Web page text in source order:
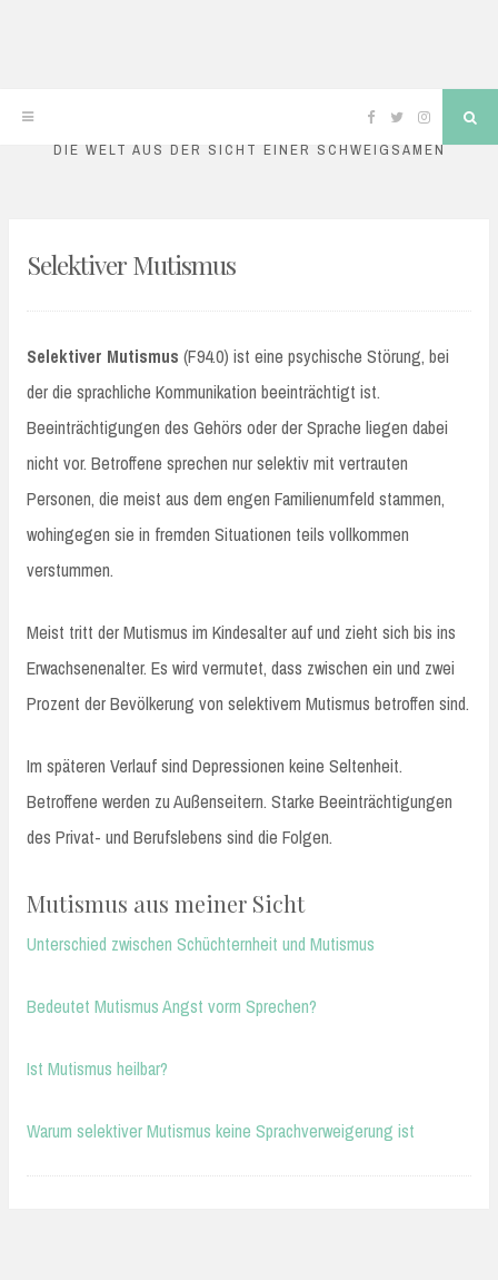
Skip
Facebook
TwitterInstagram
DIE WELT AUS DER SICHT EINER SCHWEIGSAMEN
Selektiver Mutismus
Selektiver Mutismus (F94.0) ist eine psychische Störung, bei
der die sprachliche Kommunikation beeinträchtigt ist.
Beeinträchtigungen des Gehörs oder der Sprache liegen dabei
nicht vor. Betroffene sprechen nur selektiv mit vertrauten
Personen, die meist aus dem engen Familienumfeld stammen,
wohingegen sie in fremden Situationen teils vollkommen
verstummen.
Meist tritt der Mutismus im Kindesalter auf und zieht sich bis ins
Erwachsenenalter. Es wird vermutet, dass zwischen ein und zwei
Prozent der Bevölkerung von selektivem Mutismus betroffen sind.
Im späteren Verlauf sind Depressionen keine Seltenheit.
Betroffene werden zu Außenseitern. Starke Beeinträchtigungen
des Privat- und Berufslebens sind die Folgen.
Mutismus aus meiner Sicht
Unterschied zwischen Schüchternheit und Mutismus
Bedeutet Mutismus Angst vorm Sprechen?
Ist Mutismus heilbar?
Warum selektiver Mutismus keine Sprachverweigerung ist